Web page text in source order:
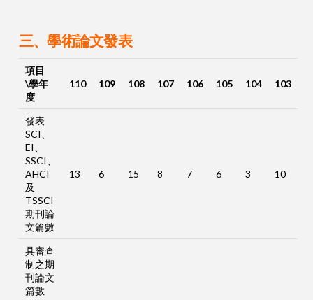
三、學術論文發表
項目
\學年
度
110 109 108 107 106 105 104 103
發表
SCI、
EI、
SSCI、
AHCI
及
TSSCI
期刊論
文篇數
13 6 15 8 7 6 3 10
具審查
制之期
刊論文
篇數